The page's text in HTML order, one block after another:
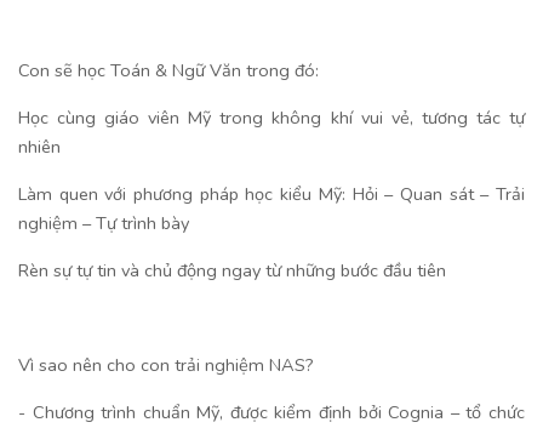
Con sẽ học Toán & Ngữ Văn trong đó:
Học cùng giáo viên Mỹ trong không khí vui vẻ, tương tác tự
nhiên
Làm quen với phương pháp học kiểu Mỹ: Hỏi – Quan sát – Trải
nghiệm – Tự trình bày
Rèn sự tự tin và chủ động ngay từ những bước đầu tiên
Vì sao nên cho con trải nghiệm NAS?
- Chương trình chuẩn Mỹ, được kiểm định bởi Cognia – tổ chức